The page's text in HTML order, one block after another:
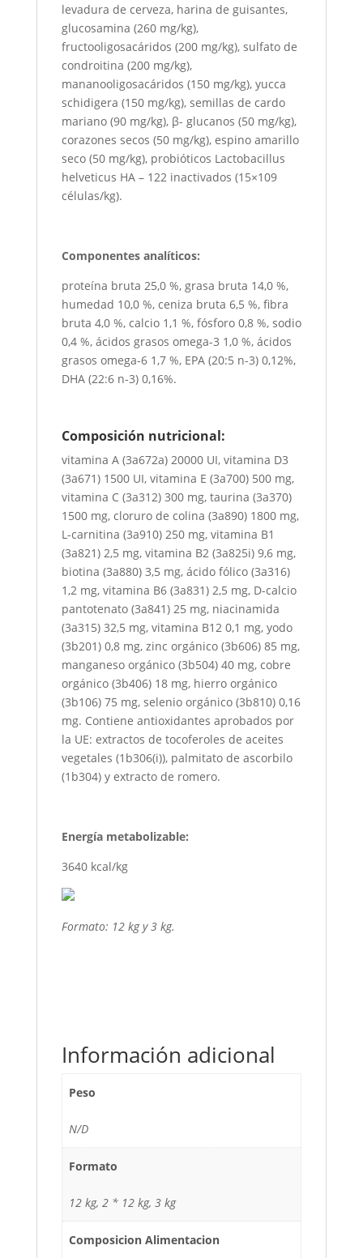
levadura de cerveza, harina de guisantes,
glucosamina (260 mg/kg),
fructooligosacáridos (200 mg/kg), sulfato de
condroitina (200 mg/kg),
mananooligosacáridos (150 mg/kg), yucca
schidigera (150 mg/kg), semillas de cardo
mariano (90 mg/kg), β- glucanos (50 mg/kg),
corazones secos (50 mg/kg), espino amarillo
seco (50 mg/kg), probióticos Lactobacillus
helveticus HA – 122 inactivados (15×109
células/kg).
Componentes analíticos:
proteína bruta 25,0 %, grasa bruta 14,0 %,
humedad 10,0 %, ceniza bruta 6,5 ​​%, fibra
bruta 4,0 %, calcio 1,1 %, fósforo 0,8 %, sodio
0,4 %, ácidos grasos omega-3 1,0 %, ácidos
grasos omega-6 1,7 %, EPA (20:5 n-3) 0,12%,
DHA (22:6 n-3) 0,16%.
Composición nutricional:
vitamina A (3a672a) 20000 UI, vitamina D3
(3a671) 1500 UI, vitamina E (3a700) 500 mg,
vitamina C (3a312) 300 mg, taurina (3a370)
1500 mg, cloruro de colina (3a890) 1800 mg,
L-carnitina (3a910) 250 mg, vitamina B1
(3a821) 2,5 mg, vitamina B2 (3a825i) 9,6 mg,
biotina (3a880) 3,5 mg, ácido fólico (3a316)
1,2 mg, vitamina B6 (3a831) 2,5 mg, D-calcio
pantotenato (3a841) 25 mg, niacinamida
(3a315) 32,5 mg, vitamina B12 0,1 mg, yodo
(3b201) 0,8 mg, zinc orgánico (3b606) 85 mg,
manganeso orgánico (3b504) 40 mg, cobre
orgánico (3b406) 18 mg, hierro orgánico
(3b106) 75 mg, selenio orgánico (3b810) 0,16
mg. Contiene antioxidantes aprobados por
la UE: extractos de tocoferoles de aceites
vegetales (1b306(i)), palmitato de ascorbilo
(1b304) y extracto de romero.
Energía metabolizable:
3640 kcal/kg
Formato: 12 kg y 3 kg.
Información adicional
Peso
N/D
Formato
12 kg, 2 * 12 kg, 3 kg
Composicion Alimentacion